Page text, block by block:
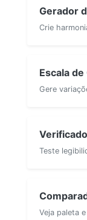
Gerador
Crie
Escala
Gere
Teste
Veja paleta